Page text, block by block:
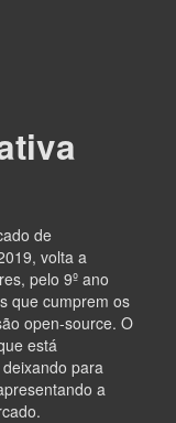
de
volta a
pelo 9º ano
que cumprem os
open-source. O
está
para
a